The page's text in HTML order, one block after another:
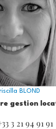
BLOND
gestion
3 21 94 91 91